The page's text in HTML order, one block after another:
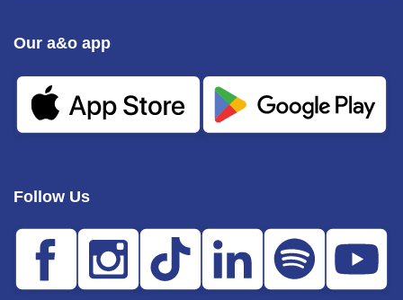
Follow Us
Our a&o app